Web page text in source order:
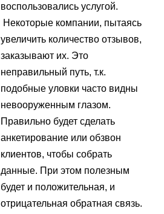
воспользовались услугой.
Некоторые компании, пытаясь
увеличить количество отзывов,
заказывают их. Это
неправильный путь, т.к.
подобные уловки часто видны
невооруженным глазом.
Правильно будет сделать
анкетирование или обзвон
клиентов, чтобы собрать
данные. При этом полезным
будет и положительная, и
отрицательная обратная связь.